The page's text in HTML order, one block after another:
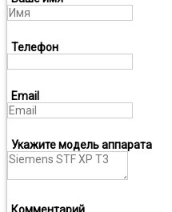
Телефон
Email
Укажите модель аппарата